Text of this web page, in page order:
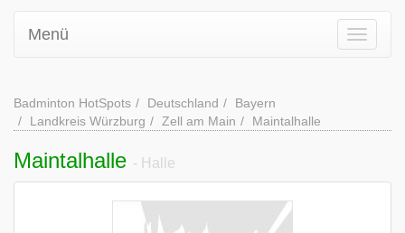
Menü
Badminton HotSpots Deutschland
Bayern
Landkreis Würzburg
Zell am Main Maintalhalle
Maintalhalle - Halle